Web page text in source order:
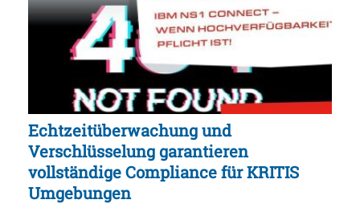
Echtzeitüberwachung und
Verschlüsselung garantieren
vollständige Compliance für KRITIS
Umgebungen